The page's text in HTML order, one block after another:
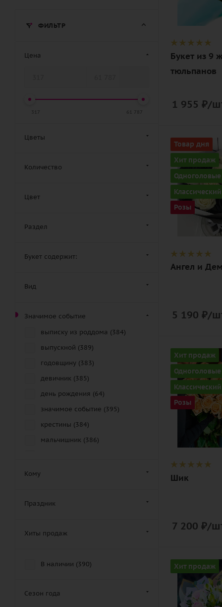
упаковка
Букет из 9
тюльпанов
1 955 ₽/
Товар дня
Хит продаж
Одноголовые
Классический
Розы
Количество
17
Цвет
черно-
Описание
роза, лента,
аэрозольная
Ангел и
5 190 ₽/
Хит продаж
Одноголовые
Классический
Розы
Количество
35
Цвет
Описание
роза, лента
Шик
7 200 ₽/
Хит продаж
Цвет
белый,
розовый
ФИЛЬТР
Цена
Цветы
Количество
Цвет
Раздел
Букет содержит:
Вид
Значимое событие
выписку из роддома (384)
выпускной (389)
годовщину (383)
девичник (385)
день рождения (64)
значимое событие (395)
крестины (384)
мальчишник (386)
похороны (
рождение ребенка (
свидание ( 383)
юбилей (
Кому
Праздник
Хиты продаж
В наличии (390)
Сезон года